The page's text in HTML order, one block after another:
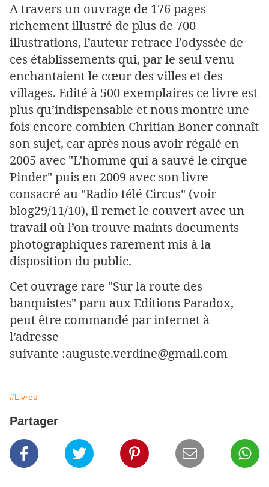
A travers un ouvrage de 176 pages
richement illustré de plus de 700
illustrations, l’auteur retrace l’odyssée de
ces établissements qui, par le seul venu
enchantaient le cœur des villes et des
villages. Edité à 500 exemplaires ce livre est
plus qu’indispensable et nous montre une
fois encore combien Chritian Boner connaît
son sujet, car après nous avoir régalé en
2005 avec "L’homme qui a sauvé le cirque
Pinder" puis en 2009 avec son livre
consacré au "Radio télé Circus" (voir
blog29/11/10), il remet le couvert avec un
travail où l’on trouve maints documents
photographiques rarement mis à la
disposition du public.
Cet ouvrage rare "Sur la route des
banquistes" paru aux Editions Paradox,
peut être commandé par internet à
l’adresse
suivante :auguste.verdine@gmail.com
#Livres
Partager